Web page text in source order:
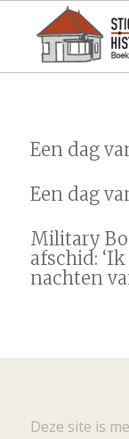
Een dag
Een dag
Military
afschid:
nachten
Deze site is